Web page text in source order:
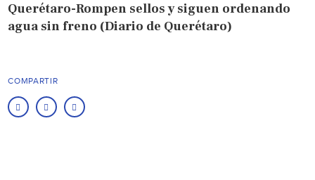
Querétaro-Rompen sellos y siguen ordenando
agua sin freno (Diario de Querétaro)
COMPARTIR